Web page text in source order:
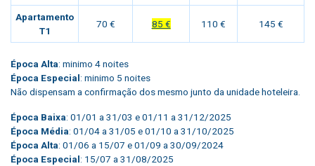
Apartamento
T1
70 € 85 € 110 € 145 €
Época Alta: minimo 4 noites
Época Especial: minimo 5 noites
Não dispensam a confirmação dos mesmo junto da unidade hoteleira.
Época Baixa: 01/01 a 31/03 e 01/11 a 31/12/2025
Época Média: 01/04 a 31/05 e 01/10 a 31/10/2025
Época Alta: 01/06 a 15/07 e 01/09 a 30/09/2024
Época Especial: 15/07 a 31/08/2025